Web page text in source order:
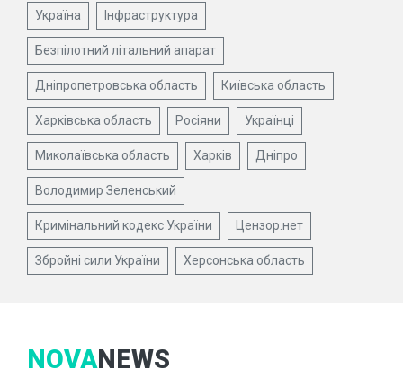
Україна Інфраструктура
Безпілотний літальний апарат
Дніпропетровська область Київська область
Харківська область Росіяни Українці
Миколаївська область Харків Дніпро
Володимир Зеленський
Кримінальний кодекс України Цензор.нет
Збройні сили України Херсонська область
NOVANEWS